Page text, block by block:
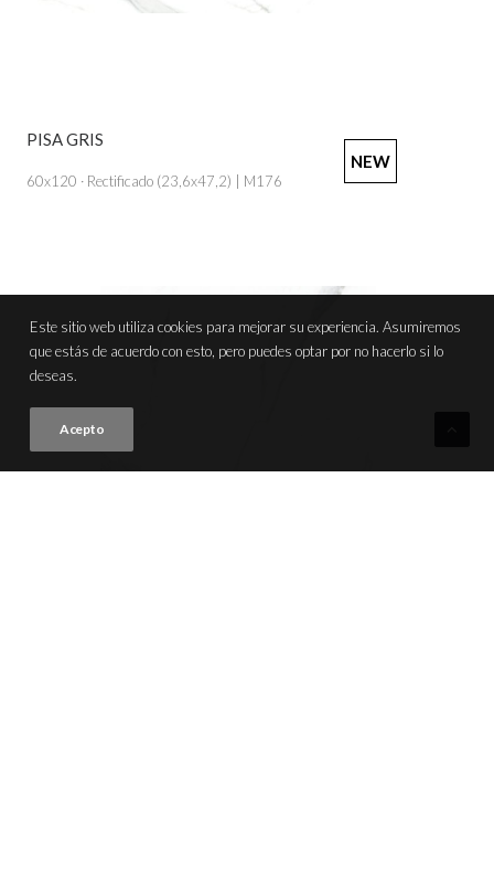
PISA GRIS
60x120 · Rectificado (23,6x47,2) | M176
NEW
Este sitio web utiliza cookies para mejorar su experiencia. Asumiremos
que estás de acuerdo con esto, pero puedes optar por no hacerlo si lo
deseas.
Acepto